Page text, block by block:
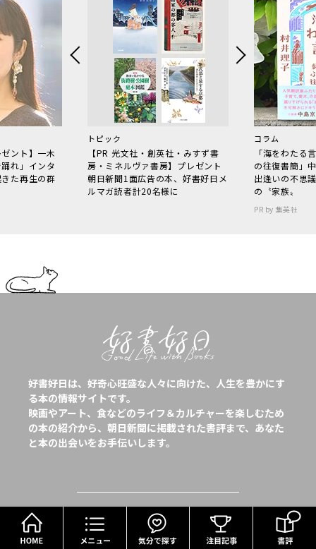
ント】一木
れ」インタ
た再生の群
トピック
【PR 光文社・創英社・みすず書
房・ミネルヴァ書房】プレゼント
朝日新聞1面広告の本、好書好日メ
ルマガ読者計20名様に
コラム
「海をわた
の往復書簡」
出逢いの不思
の〝家族〟
PR by 集英社
好書好日は、好奇心旺盛な人々に向けた、人生を豊かにす
る本の情報サイトです。
映画やアート、食などのライフ＆カルチャーを楽しむため
の本の紹介から、朝日新聞に掲載された書評まで、あなた
と本の出会いをお手伝いします。
Follow